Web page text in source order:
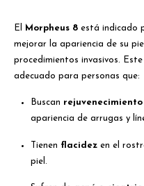
El Morpheus 8 está indicado
mejorar la apariencia de su
procedimientos invasivos.
adecuado para personas que:
Buscan
apariencia de arrugas y
Tienen flacidez en el
piel.